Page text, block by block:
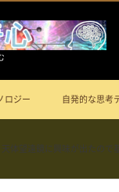
ロジー 自発的な思考
天体望遠鏡に興味が出たので